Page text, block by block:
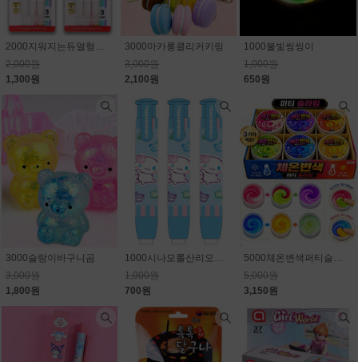
2000지워지는듀얼형광펜
2,000원
1,300원
3000마카롱클리커키링
3,000원
2,100원
1000불빛씽씽이
1,000원
650원
3000슬랑이바구니곰
3,000원
1,800원
1000시나모롤산리오노크식지우개
1,000원
700원
5000체온변색퍼티슬라임
5,000원
3,150원